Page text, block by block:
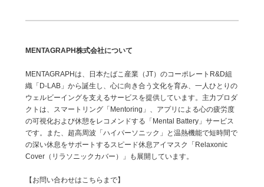
MENTAGRAPH株式会社について
MENTAGRAPHは、日本たばこ産業（JT）のコーポレートR&D組
織「D-LAB」から誕生し、心に向き合う文化を育み、一人ひとりの
ウェルビーイングを支えるサービスを提供しています。主力プロダ
クトは、スマートリング「Mentoring」、アプリによる心の疲労度
の可視化および休憩をレコメンドする「Mental Battery」サービス
です。また、超高周波「ハイパーソニック」と温熱機能で短時間で
の深い休息をサポートするスピード休息アイマスク「Relaxonic
Cover（リラソニックカバー）」も展開しています。
【お問い合わせはこちらまで】